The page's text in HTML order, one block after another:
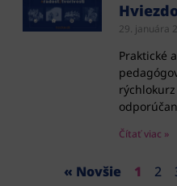
29. januára
Praktické
Čítať viac »
« Novšie 1 2